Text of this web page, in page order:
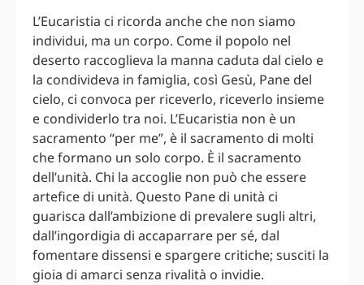
L’Eucaristia ci ricorda anche che non siamo
individui, ma un corpo. Come il popolo nel
deserto raccoglieva la manna caduta dal cielo e
la condivideva in famiglia, così Gesù, Pane del
cielo, ci convoca per riceverlo, riceverlo insieme
e condividerlo tra noi. L’Eucaristia non è un
sacramento “per me”, è il sacramento di molti
che formano un solo corpo. È il sacramento
dell’unità. Chi la accoglie non può che essere
artefice di unità. Questo Pane di unità ci
guarisca dall’ambizione di prevalere sugli altri,
dall’ingordigia di accaparrare per sé, dal
fomentare dissensi e spargere critiche; susciti la
gioia di amarci senza rivalità o invidie.